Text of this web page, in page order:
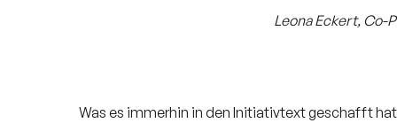
Leona Eckert, Co-
Was es immerhin in den Initiativtext geschafft